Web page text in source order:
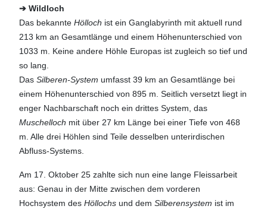
➔ Wildloch
Das bekannte Hölloch ist ein Ganglabyrinth mit aktuell rund
213 km an Gesamtlänge und einem Höhenunterschied von
1033 m. Keine andere Höhle Europas ist zugleich so tief und
so lang.
Das Silberen-System umfasst 39 km an Gesamtlänge bei
einem Höhenunterschied von 895 m. Seitlich versetzt liegt in
enger Nachbarschaft noch ein drittes System, das
Muschelloch mit über 27 km Länge bei einer Tiefe von 468
m. Alle drei Höhlen sind Teile desselben unterirdischen
Abfluss-Systems.
Am 17. Oktober 25 zahlte sich nun eine lange Fleissarbeit
aus: Genau in der Mitte zwischen dem vorderen
Hochsystem des Höllochs und dem Silberensystem ist im